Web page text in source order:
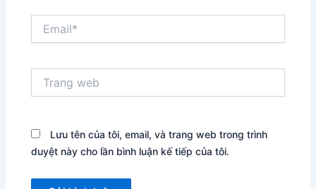
web
Lưu tên của tôi, email, và trang web trong trình
duyệt này cho lần bình luận kế tiếp của tôi.